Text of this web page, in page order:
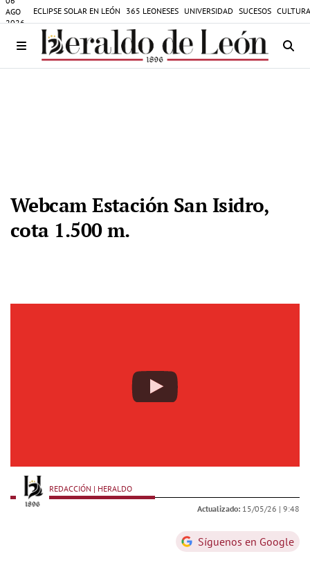
AGO
2026
ECLIPSE SOLAR EN LEÓN 365 LEONESES UNIVERSIDAD SUCESOS
Webcam Estación San Isidro,
cota 1.500 m.
REDACCIÓN | HERALDO
Actualizado: 15/05/26 | 9:48
Síguenos en Google